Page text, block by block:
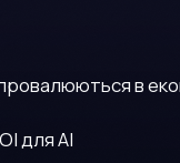
в
для AI